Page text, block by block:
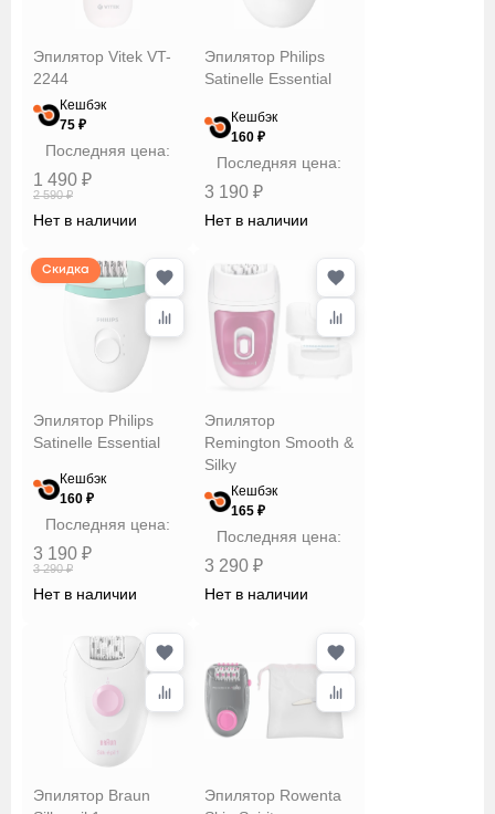
Эпилятор Vitek VT-
2244
Кешбэк
75 ₽
Последняя цена:
1 490 ₽
2 590 ₽
Нет в наличии
Эпилятор Philips
Satinelle Essential
Кешбэк
160 ₽
Последняя цена:
3 190 ₽
Нет в наличии
Скидка
Эпилятор Philips
Satinelle Essential
Кешбэк
160 ₽
Последняя цена:
3 190 ₽
3 290 ₽
Нет в наличии
Эпилятор
Remington Smooth &
Silky
Кешбэк
165 ₽
Последняя цена:
3 290 ₽
Нет в наличии
Эпилятор Braun
Эпилятор Rowenta